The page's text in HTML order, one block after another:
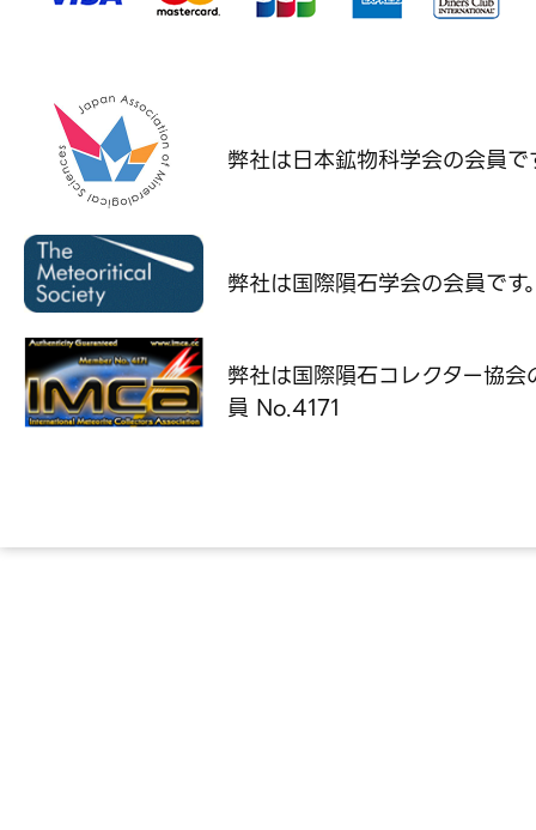
弊社は日本鉱物科学会の会員で
弊社は国際隕石学会の会員です
弊社は国際隕石コレクター協会
員 No.4171